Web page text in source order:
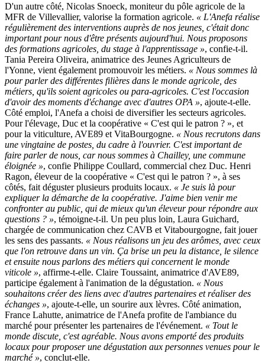
D'un autre côté, Nicolas Snoeck, moniteur du pôle agricole de la
MFR de Villevallier, valorise la formation agricole. « L'Anefa réalise
régulièrement des interventions auprès de nos jeunes, c'était donc
important pour nous d'être présents aujourd'hui. Nous proposons
des formations agricoles, du stage à l'apprentissage », confie-t-il.
Tania Pereira Oliveira, animatrice des Jeunes Agriculteurs de
l'Yonne, vient également promouvoir les métiers. « Nous sommes là
pour parler des différentes filières dans le monde agricole, des
métiers, qu'ils soient agricoles ou para-agricoles. C'est l'occasion
d'avoir des moments d'échange avec d'autres OPA », ajoute-t-elle.
Côté emploi, l'Anefa a choisi de diversifier les secteurs agricoles.
Pour l'élevage, Duc et la coopérative « C'est qui le patron ? », et
pour la viticulture, AVE89 et VitaBourgogne. « Nous recrutons dans
une vingtaine de postes, du cadre à l'ouvrier. C'est important de
faire parler de nous, car nous sommes à Chailley, une commune
éloignée », confie Philippe Coullard, commercial chez Duc. Henri
Ragon, éleveur de la coopérative « C'est qui le patron ? », à ses
côtés, fait déguster plusieurs produits locaux. « Je suis là pour
expliquer la démarche de la coopérative. J'aime bien venir me
confronter au public, qui de mieux qu'un éleveur pour répondre aux
questions ? », témoigne-t-il. Un peu plus loin, Laura Guichard,
chargée de communication chez CAVB et Vitabourgogne, fait jouer
les sens des passants. « Nous réalisons un jeu des arômes, avec ceux
que l'on retrouve dans un vin. Ça brise un peu la distance, le silence
et ensuite nous parlons des métiers qui concernent le monde
viticole », affirme-t-elle. Claire Toussaint, animatrice d'AVE89,
participe également à l'animation de la dégustation. « Nous
souhaitons créer des liens avec d'autres partenaires et réaliser des
échanges », ajoute-t-elle, un sourire aux lèvres. Côté animation,
France Lahutte, animatrice de l'Anefa profite de l'ambiance du
marché pour présenter les partenaires de l'événement. « Tout le
monde discute, c'est agréable. Nous avons emporté des produits
locaux pour proposer une dégustation aux personnes venues pour le
marché », conclut-elle.